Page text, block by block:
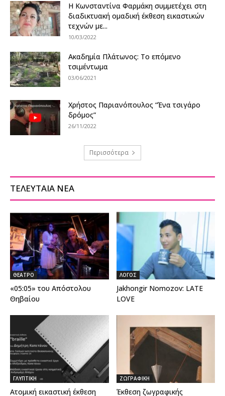
Η Κωνσταντίνα Φαρμάκη συμμετέχει στη
διαδικτυακή ομαδική έκθεση εικαστικών
τεχνών με...
10/03/2022
Ακαδημία Πλάτωνος: Το επόμενο
τσιμέντωμα
03/06/2021
Χρήστος Παριανόπουλος “Ένα τσιγάρο
δρόμος”
26/11/2022
Περισσότερα
ΤΕΛΕΥΤΑΙΑ ΝΕΑ
ΘΕΑΤΡΟ
«05:05» του Απόστολου
Θηβαίου
ΛΟΓΟΣ
Jakhongir Nomozov: LATE
LOVE
ΓΛΥΠΤΙΚΗ
Ατομική εικαστική έκθεση
ΖΩΓΡΑΦΙΚΗ
Έκθεση ζωγραφικής